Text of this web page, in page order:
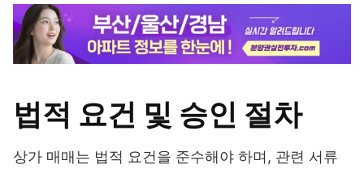
법적 요건 및 승인 절차
상가 매매는 법적 요건을 준수해야 하며, 관련 서류